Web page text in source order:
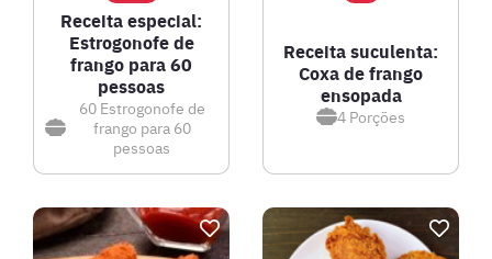
Receita especial:
Estrogonofe de
frango para 60
pessoas
60 Estrogonofe de
frango para 60
pessoas
Receita suculenta:
Coxa de frango
ensopada
4 Porções